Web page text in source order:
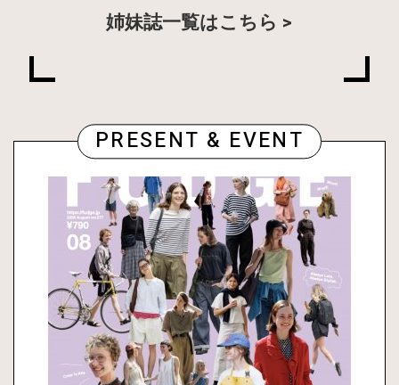
姉妹誌一覧はこちら
PRESENT & EVENT